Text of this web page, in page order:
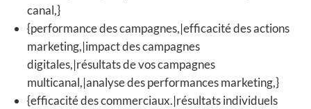
canal,}
{performance des campagnes,|efficacité des actions
marketing,|impact des campagnes
digitales,|résultats de vos campagnes
multicanal,|analyse des performances marketing,}
{efficacité des commerciaux.|résultats individuels